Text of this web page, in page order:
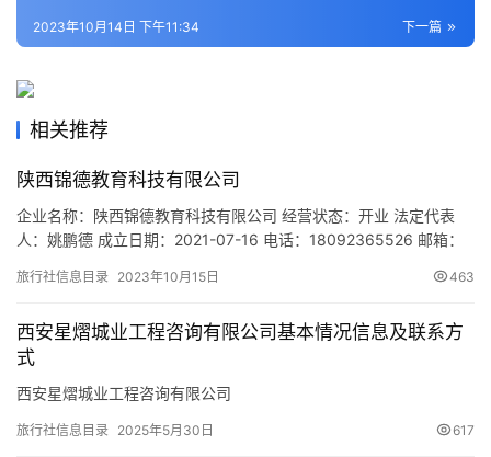
游
城
下一篇
2023年10月14日 下午11:34
相关推荐
陕西锦德教育科技有限公司
企业名称：陕西锦德教育科技有限公司 经营状态：开业 法定代表
人：姚鹏德 成立日期：2021-07-16 电话：18092365526 邮箱：
91610132MAB0Y1E47G 注册地址：陕西省西安市经济技术开发区
服务（不含涉许可审批的教育…
旅行社信息目录 2023年10月15日 463
西安星熠城业工程咨询有限公司基本情况信息及联系方
式
西安星熠城业工程咨询有限公司
旅行社信息目录 2025年5月30日 617